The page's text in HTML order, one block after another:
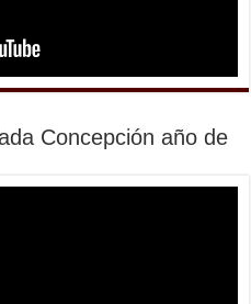
Concepción año de